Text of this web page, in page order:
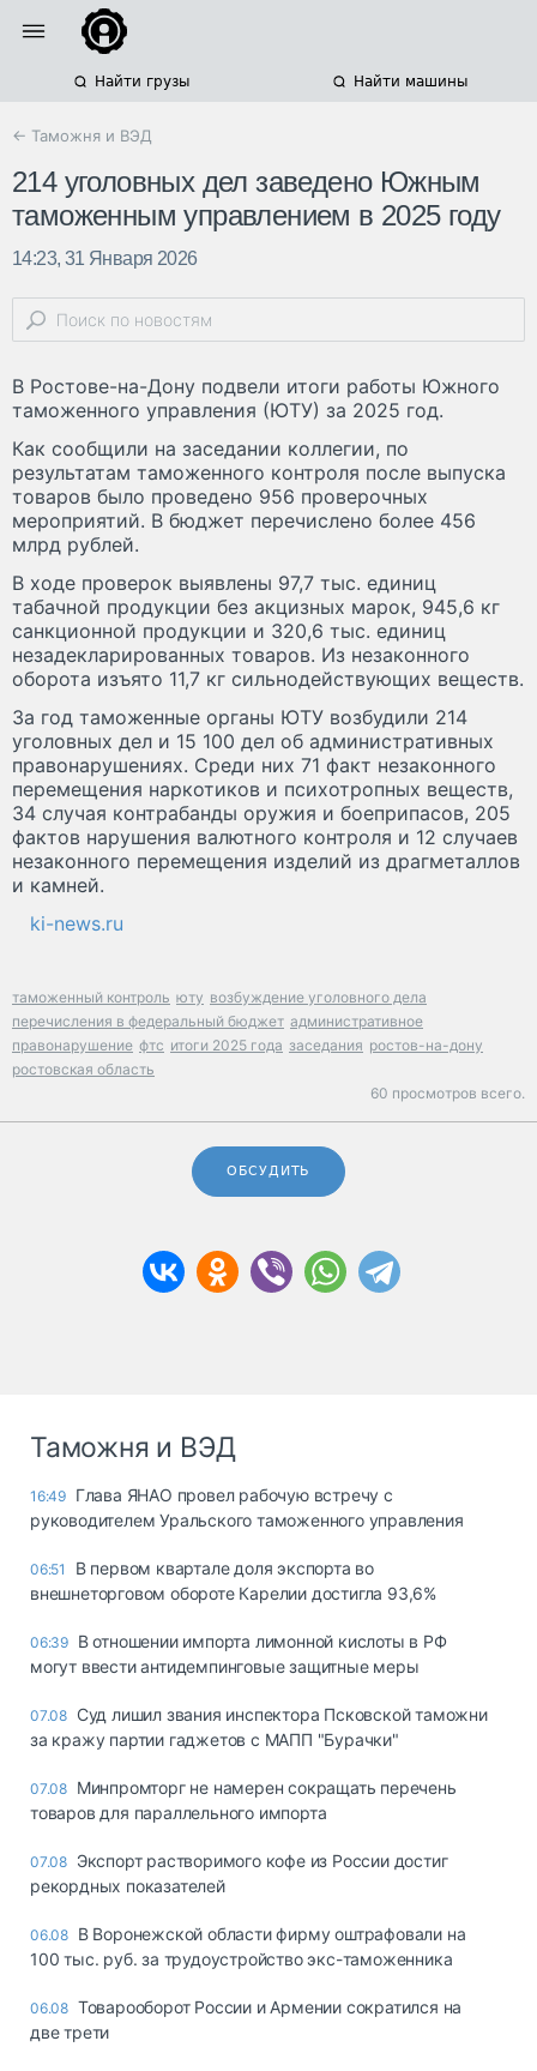
Найти грузы Найти машины
← Таможня и ВЭД
214 уголовных дел заведено Южным
таможенным управлением в 2025 году
14:23, 31 Января 2026
В Ростове-на-Дону подвели итоги работы Южного
таможенного управления (ЮТУ) за 2025 год.
Как сообщили на заседании коллегии, по
результатам таможенного контроля после выпуска
товаров было проведено 956 проверочных
мероприятий. В бюджет перечислено более 456
млрд рублей.
В ходе проверок выявлены 97,7 тыс. единиц
табачной продукции без акцизных марок, 945,6 кг
санкционной продукции и 320,6 тыс. единиц
незадекларированных товаров. Из незаконного
оборота изъято 11,7 кг сильнодействующих веществ.
За год таможенные органы ЮТУ возбудили 214
уголовных дел и 15 100 дел об административных
правонарушениях. Среди них 71 факт незаконного
перемещения наркотиков и психотропных веществ,
34 случая контрабанды оружия и боеприпасов, 205
фактов нарушения валютного контроля и 12 случаев
незаконного перемещения изделий из драгметаллов
и камней.
ki-news.ru
таможенный контроль юту возбуждение уголовного дела
перечисления в федеральный бюджет административное
правонарушение фтс итоги 2025 года заседания ростов-на-дону
ростовская область
60 просмотров всего.
ОБСУДИТЬ
Таможня и ВЭД
16:49 Глава ЯНАО провел рабочую встречу с
руководителем Уральского таможенного управления
06:51
В первом квартале доля экспорта во
внешнеторговом обороте Карелии достигла 93,6%
06:39 В отношении импорта лимонной кислоты в РФ
могут ввести антидемпинговые защитные меры
07.08 Суд лишил звания инспектора Псковской таможни
за кражу партии гаджетов с МАПП "Бурачки"
07.08 Минпромторг не намерен сокращать перечень
товаров для параллельного импорта
07.08 Экспорт растворимого кофе из России достиг
рекордных показателей
06.08 В Воронежской области фирму оштрафовали на
100 тыс. руб. за трудоустройство экс-таможенника
06.08 Товарооборот России и Армении сократился на
две трети